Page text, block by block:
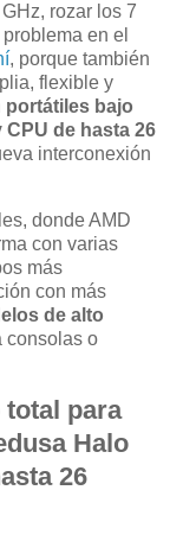
rozar los 7
en el
, porque también
flexible y
portátiles bajo
CPU de hasta 26
interconexión
donde AMD
con varias
más
con más
de alto
consolas o
total para
Halo
26